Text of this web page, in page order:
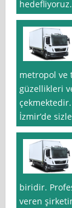
metropol ve
güzellikleri
İzmir’de
biridir.
veren